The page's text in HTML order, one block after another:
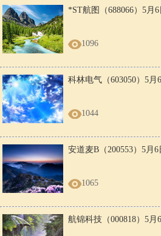
*ST航图（688066）5月
1096
科林电气（603050）5月
1044
安道麦B（200553）5月
1065
航锦科技（000818）5月